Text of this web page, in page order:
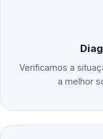
Verificamos a
a melhor